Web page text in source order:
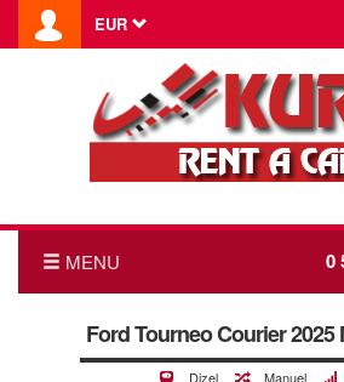
EUR
MENU 0
ANASAYFA
Ford Tourneo Courier 2025
Dizel Manuel